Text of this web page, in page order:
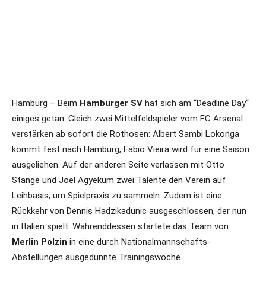
Hamburg – Beim Hamburger SV hat sich am “Deadline Day“
einiges getan. Gleich zwei Mittelfeldspieler vom FC Arsenal
verstärken ab sofort die Rothosen: Albert Sambi Lokonga
kommt fest nach Hamburg, Fabio Vieira wird für eine Saison
ausgeliehen. Auf der anderen Seite verlassen mit Otto
Stange und Joel Agyekum zwei Talente den Verein auf
Leihbasis, um Spielpraxis zu sammeln. Zudem ist eine
Rückkehr von Dennis Hadzikadunic ausgeschlossen, der nun
in Italien spielt. Währenddessen startete das Team von
Merlin Polzin in eine durch Nationalmannschafts-
Abstellungen ausgedünnte Trainingswoche.